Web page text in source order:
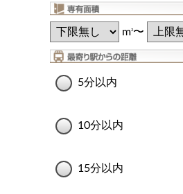
m2〜
5分以内
10分以内
15分以内